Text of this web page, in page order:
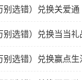
别选错）兑换关爱通
选错）兑换当当礼
别选错）兑换赢点生